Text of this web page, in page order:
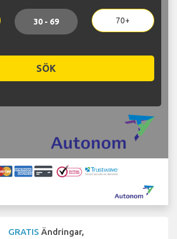
30 - 69 70+
SÖK
GRATIS Ändringar,